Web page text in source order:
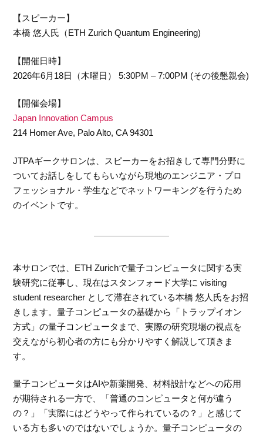
【スピーカー】
本橋 悠人氏（ETH Zurich Quantum Engineering)
【開催日時】
2026年6月18日（木曜日） 5:30PM – 7:00PM (その後懇親会)
【開催会場】
Japan Innovation Campus
214 Homer Ave, Palo Alto, CA 94301
JTPAギークサロンは、スピーカーをお招きして専門分野に
ついてお話しをしてもらいながら現地のエンジニア・プロ
フェッショナル・学生などでネットワーキングを行うため
のイベントです。
本サロンでは、ETH Zurichで量子コンピュータに関する実
験研究に従事し、現在はスタンフォード大学に visiting
student researcher として滞在されている本橋 悠人氏をお招
きします。量子コンピュータの基礎から「トラップイオン
方式」の量子コンピュータまで、実際の研究現場の視点を
交えながら初心者の方にも分かりやすく解説して頂きま
す。
量子コンピュータはAIや新薬開発、材料設計などへの応用
が期待される一方で、「普通のコンピュータと何が違う
の？」「実際にはどうやって作られているの？」と感じて
いる方も多いのではないでしょうか。量子コンピュータの